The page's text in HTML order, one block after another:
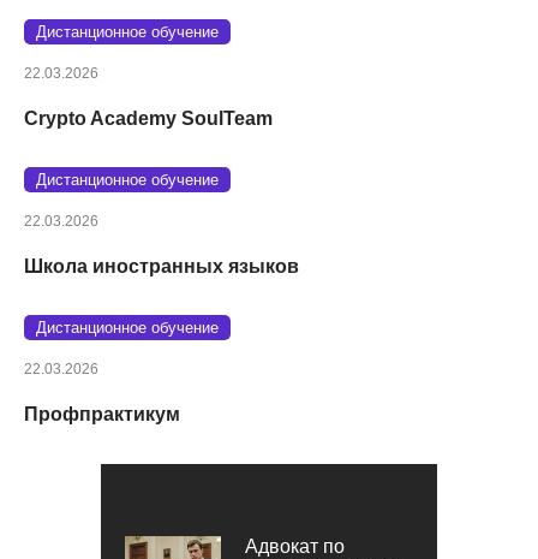
Дистанционное обучение
22.03.2026
Crypto Academy SoulTeam
Дистанционное обучение
22.03.2026
Школа иностранных языков
Дистанционное обучение
22.03.2026
Профпрактикум
Адвокат по